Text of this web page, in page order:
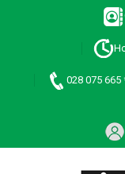
028 075